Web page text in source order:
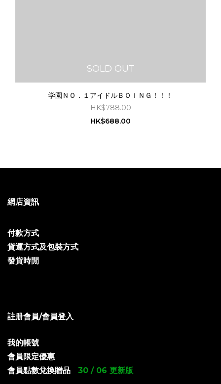
SOLD OUT
学園ＮＯ．１アイドルＢＯＩＮＧ！！！
HK$788.00
HK$688.00
網店資訊
付款方式
貨運方式及包裝方式
發貨時閒
註册會員/會員登入
我的帳號
會員限定優惠
會員點數兌換贈品
30 / 06 更新版